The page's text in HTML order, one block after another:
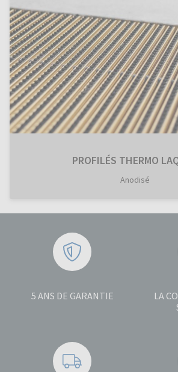
PROFILÉS THERMO
Anodisé
5 ANS DE GARANTIE
LA